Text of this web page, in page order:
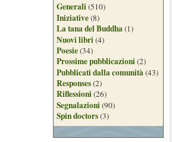
Generali(510)
Iniziative(8)
La tana del Buddha(1)
Nuovi libri(4)
Poesie(34)
Prossime pubblicazioni(2)
Pubblicati dalla comunità(43)
Responses(2)
Riflessioni(26)
Segnalazioni(90)
Spin doctors(3)